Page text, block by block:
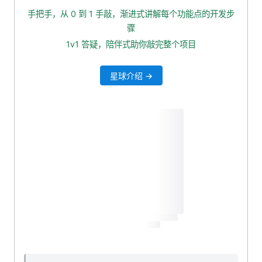
5. 关闭安全组 9000 端口
6. 修改老的图片链接
手把手，从 0 到 1 手敲，渐进式讲解每个功能点的开发步
骤
1v1 答疑，陪伴式助你敲完整个项目
星球介绍 →